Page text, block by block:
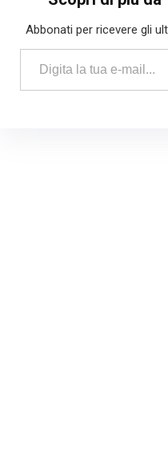
Abbonati per ricevere gli
Digita la tua e-mail...